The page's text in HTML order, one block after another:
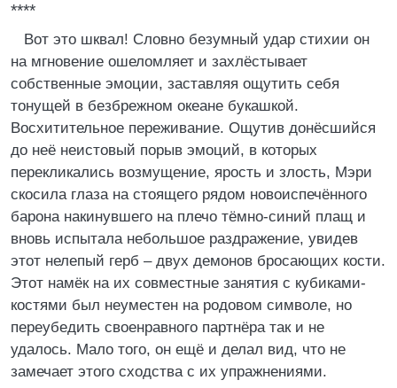
****
Вот это шквал! Словно безумный удар стихии он
на мгновение ошеломляет и захлёстывает
собственные эмоции, заставляя ощутить себя
тонущей в безбрежном океане букашкой.
Восхитительное переживание. Ощутив донёсшийся
до неё неистовый порыв эмоций, в которых
перекликались возмущение, ярость и злость, Мэри
скосила глаза на стоящего рядом новоиспечённого
барона накинувшего на плечо тёмно-синий плащ и
вновь испытала небольшое раздражение, увидев
этот нелепый герб – двух демонов бросающих кости.
Этот намёк на их совместные занятия с кубиками-
костями был неуместен на родовом символе, но
переубедить своенравного партнёра так и не
удалось. Мало того, он ещё и делал вид, что не
замечает этого сходства с их упражнениями.